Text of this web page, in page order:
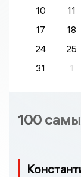
10
11
17
18
24
25
31
1
100